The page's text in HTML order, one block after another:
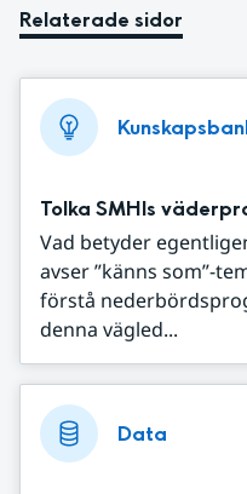
Relaterade sidor
Tolka SMHIs
Vad betyder
avser ”känns som”-
förstå
denna vägled...
Data